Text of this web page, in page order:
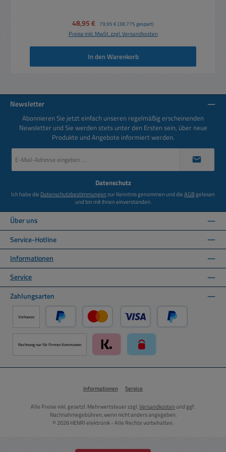
Verkaufspreis:
48,95 € Regulärer Preis:
79,95 € (38.77% gespart)
Preise inkl. MwSt. zzgl. Versandkosten
In den Warenkorb
Newsletter
Abonnieren Sie jetzt einfach unseren regelmäßig erscheinenden
Newsletter und Sie werden stets unter den Ersten sein, über neue
Produkte und Angebote informiert werden.
Mail-
Datenschutz
Ich habe die Datenschutzbestimmungenzur Kenntnis genommen und dieAGBgelesen
und bin mit ihnen einverstanden.
Über uns
Service-Hotline
Informationen
Service
Zahlungsarten
Vorkasse
PayPal Kredit- oder Debitkarte über PayPal
Rechnung nur für Firmen Kommunen
Informationen Service
Alle Preise inkl. gesetzl. Mehrwertsteuer zzgl.Versandkosten und ggf.
Nachnahmegebühren, wenn nicht anders angegeben.
© 2026 HENRI elektronik - Alle Rechte vorbehalten.